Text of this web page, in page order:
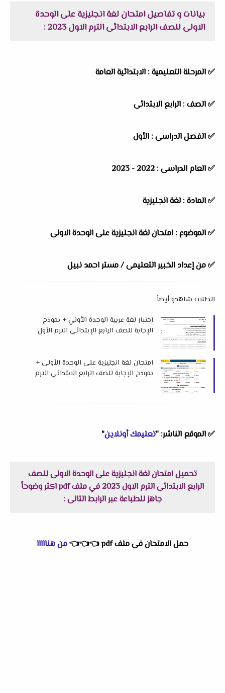
بيانات و تفاصيل امتحان لغة انجليزية على الوحدة
الاولى للصف الرابع الابتدائى الترم الاول 2023 :
✅المرحلة التعليمية : الابتدائية العامة
✅الصف : الرابع الابتدائى
✅الفصل الدراسى : الأول
✅العام الدراسى : 2022 - 2023
✅المادة : لغة انجليزية
✅الموضوع : امتحان لغة انجليزية على الوحدة الاولى
✅من إعداد الخبير التعليمى / مستر احمد نبيل
الطلاب شاهدو أيضاً
اختبار لغة عربية الوحدة الأولي + نموذج
الإجابة للصف الرابع الإبتدائي الترم الأول
امتحان لغة انجليزية على الوحدة الأولى +
نموذج الإجابة للصف الرابع الابتدائي الترم
✅الموقع الناشر: "تعليمك أونلاين"
تحميل امتحان لغة انجليزية على الوحدة الاولى للصف
الرابع الابتدائى الترم الاول 2023 في ملف pdf اكثر وضوحاً
جاهز للطباعة عبر الرابط التالى :
حمل الامتحان فى ملف pdf 👈
👈
👈من هنااااا